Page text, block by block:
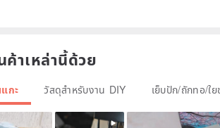
าเหล่านี้ด้วย
กะ วัสดุสำหรับงาน DIY เย็บปัก/ถักทอ/ใ